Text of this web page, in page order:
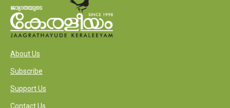
About Us
Subscribe
Support Us
Contact Us